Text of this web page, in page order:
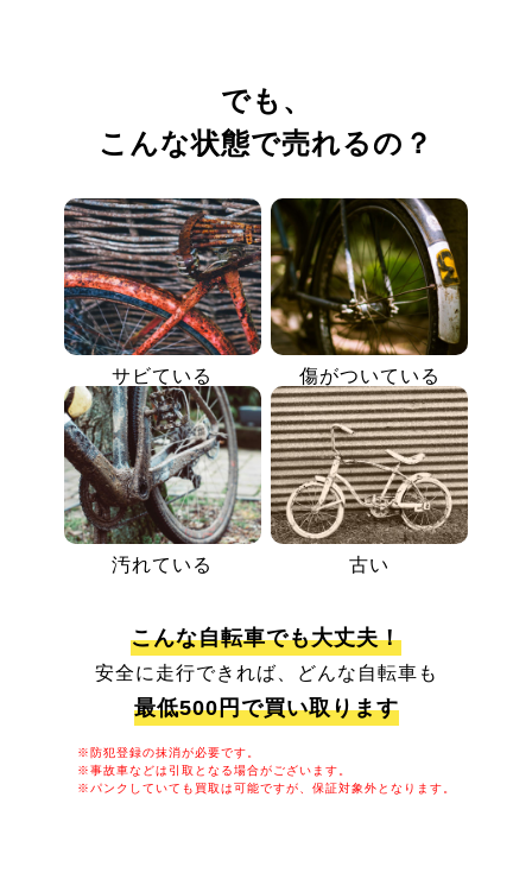
でも、
こんな状態で売れるの？
サビている 傷がついている
汚れている 古い
こんな自転車でも大丈夫！
安全に走行できれば、どんな自転車も
最低500円で買い取ります
※防犯登録の抹消が必要です。
※事故車などは引取となる場合がございます。
※パンクしていても買取は可能ですが、保証対象外となります。